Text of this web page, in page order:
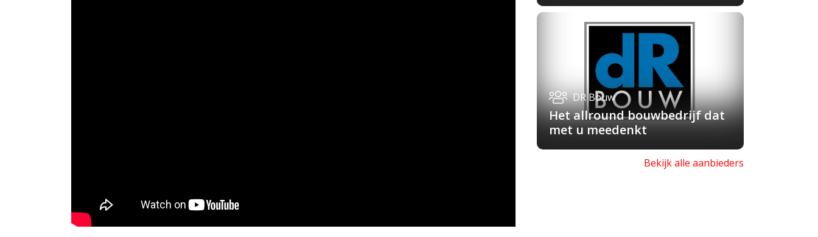
DR Bouw
Het allround bouwbedrijf dat
met u meedenkt
Bekijk alle aanbieders